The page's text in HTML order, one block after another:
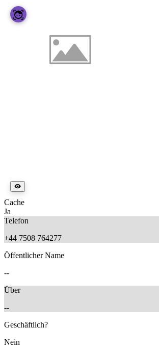
Cache
Ja
Telefon
+44 7508 764277
Öffentlicher Name
--
Über
--
Geschäftlich?
Nein